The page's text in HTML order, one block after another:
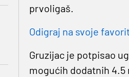
prvoligaš.
Odigraj na svoje
Gruzijac je potpisao
mogućih dodatnih 4.5